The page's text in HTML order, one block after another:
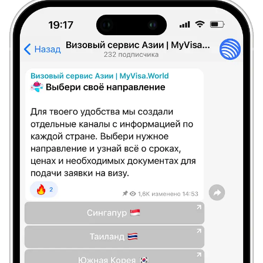
Светлана
Отзыв с Яндекса · 2025
Удобно
Огромное спасибо команде MyVisaWorld за
Eta. Грамотно, четко, быстро и очень удобно.
Процветания и успехов вашему бизнесу!
Георгий
Отзыв с ВКонтакте · 2022
Низкая стоимость
Визу прислали в срок. Общение в чате
оперативное и дружелюбное. Цена на